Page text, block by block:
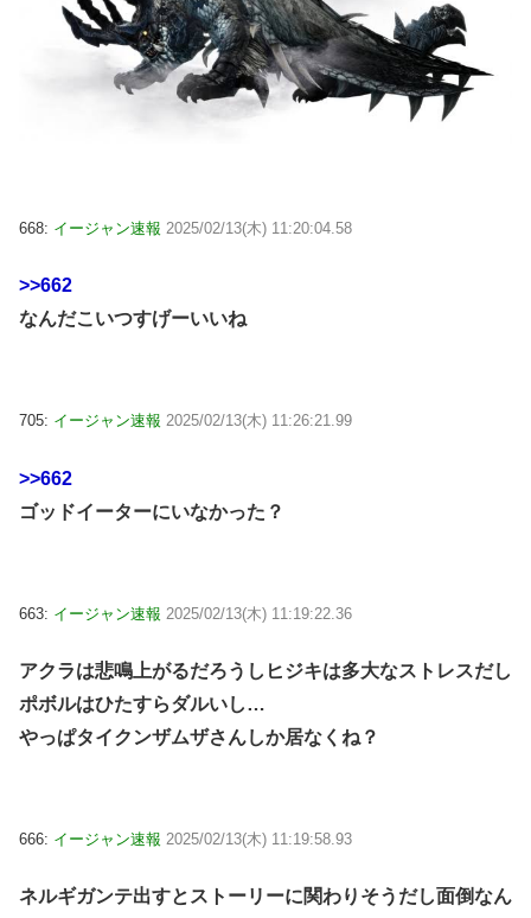
668: イージャン速報 2025/02/13(木) 11:20:04.58
>>662
なんだこいつすげーいいね
705: イージャン速報 2025/02/13(木) 11:26:21.99
>>662
ゴッドイーターにいなかった？
663: イージャン速報 2025/02/13(木) 11:19:22.36
アクラは悲鳴上がるだろうしヒジキは多大なストレスだし
ポボルはひたすらダルいし…
やっぱタイクンザムザさんしか居なくね？
666: イージャン速報 2025/02/13(木) 11:19:58.93
ネルギガンテ出すとストーリーに関わりそうだし面倒なん